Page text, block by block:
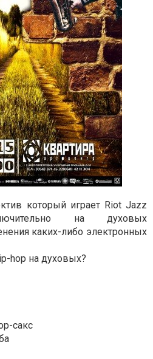
который играет Riot Jazz
на духовых
каких-либо электронных
hop на духовых?
сакс